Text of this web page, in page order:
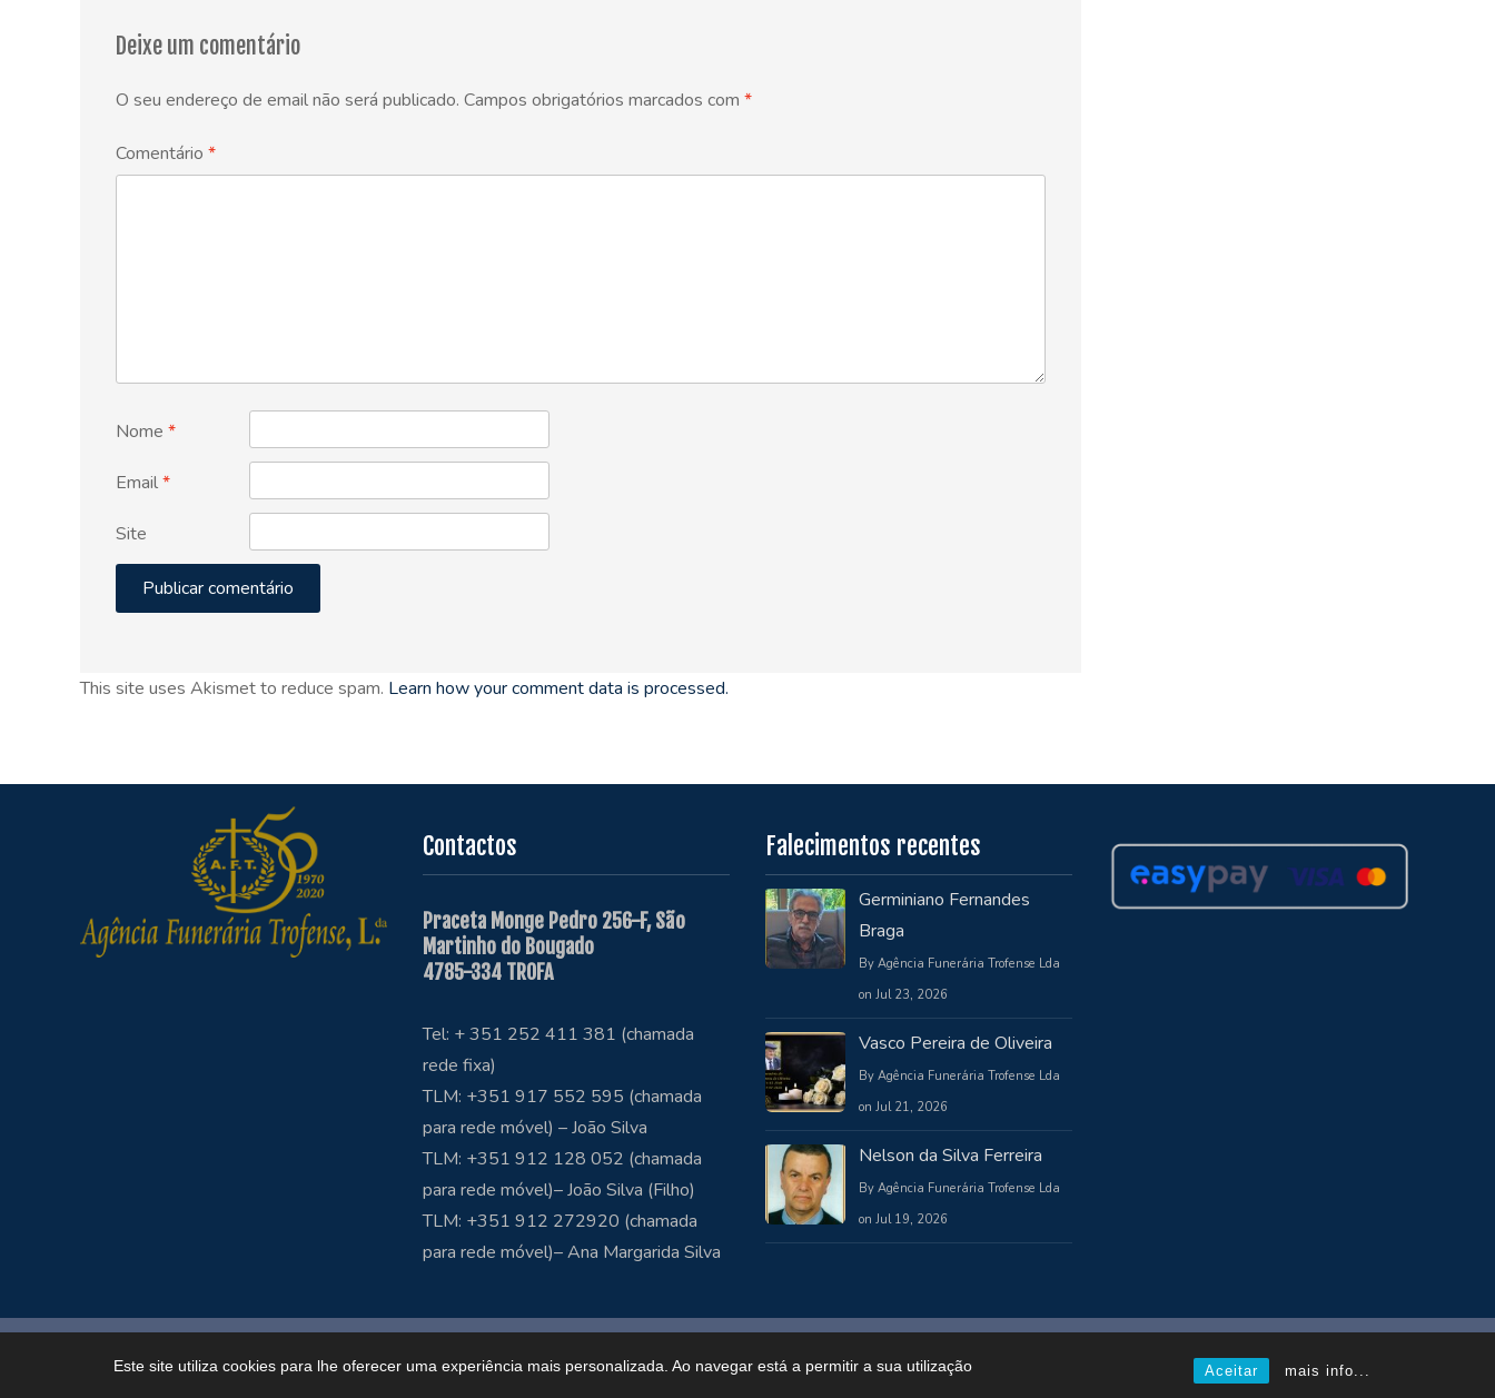
Este site utiliza cookies para lhe oferecer uma experiência mais personalizada. Ao navegar está a permitir a sua utilização Aceitar mais info...
Deixe um comentário
O seu endereço de email não será publicado. Campos obrigatórios marcados com *
Comentário *
Nome *
Email*
Site
This site uses Akismet to reduce spam. Learn how your comment data is processed.
Contactos
Praceta Monge Pedro 256-F, São
Martinho do Bougado
4785-334 TROFA
Tel: + 351 252 411 381 (chamada
rede fixa)
TLM: +351 917 552 595 (chamada
para rede móvel) – João Silva
TLM: +351 912 128 052 (chamada
para rede móvel)– João Silva (Filho)
TLM: +351 912 272920 (chamada
para rede móvel)– Ana Margarida Silva
Falecimentos recentes
Germiniano Fernandes
Braga
By Agência Funerária Trofense Lda
on Jul 23, 2026
Vasco Pereira de Oliveira
By Agência Funerária Trofense Lda
on Jul 21, 2026
Nelson da Silva Ferreira
By Agência Funerária Trofense Lda
on Jul 19, 2026
Copyright © Funerária Trofense , Themei-max by TemplatesNext.